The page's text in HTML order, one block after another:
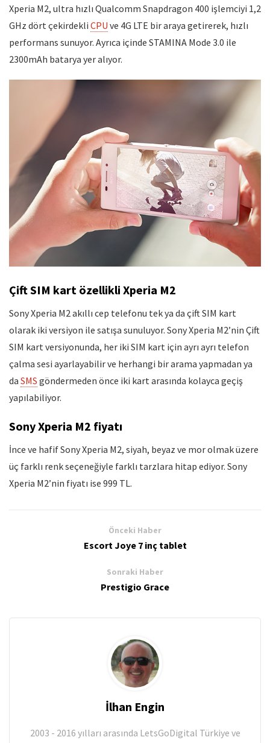
Xperia M2, ultra hızlı Qualcomm Snapdragon 400 işlemciyi 1,2
GHz dört çekirdekli CPU ve 4G LTE bir araya getirerek, hızlı
performans sunuyor. Ayrıca içinde STAMINA Mode 3.0 ile
2300mAh batarya yer alıyor.
Çift SIM kart özellikli Xperia M2
Sony Xperia M2 akıllı cep telefonu tek ya da çift SIM kart
olarak iki versiyon ile satışa sunuluyor. Sony Xperia M2’nin Çift
SIM kart versiyonunda, her iki SIM kart için ayrı ayrı telefon
çalma sesi ayarlayabilir ve herhangi bir arama yapmadan ya
da SMS göndermeden önce iki kart arasında kolayca geçiş
yapılabiliyor.
Sony Xperia M2 fiyatı
İnce ve hafif Sony Xperia M2, siyah, beyaz ve mor olmak üzere
üç farklı renk seçeneğiyle farklı tarzlara hitap ediyor. Sony
Xperia M2’nin fiyatı ise 999 TL.
Önceki Haber
Escort Joye 7 inç tablet
Sonraki Haber
Prestigio Grace
İlhan Engin
2003 - 2016 yılları arasında LetsGoDigital Türkiye ve